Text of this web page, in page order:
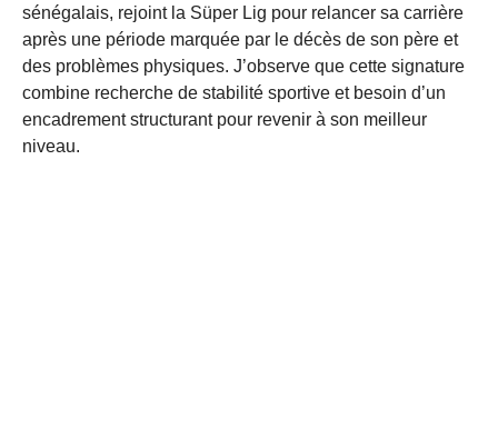
sénégalais, rejoint la Süper Lig pour relancer sa carrière
après une période marquée par le décès de son père et
des problèmes physiques. J’observe que cette signature
combine recherche de stabilité sportive et besoin d’un
encadrement structurant pour revenir à son meilleur
niveau.